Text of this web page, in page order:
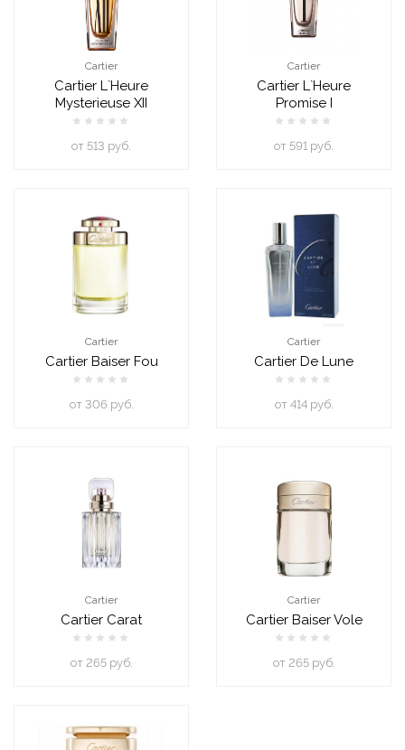
Cartier
Cartier L`Heure
Mysterieuse XII
oт 513 руб.
Cartier
Cartier L`Heure
Promise I
oт 591 руб.
Cartier
Cartier Baiser Fou
oт 306 руб.
Cartier
Cartier De Lune
oт 414 руб.
Cartier
Cartier Carat
oт 265 руб.
Cartier
Cartier Baiser Vole
oт 265 руб.